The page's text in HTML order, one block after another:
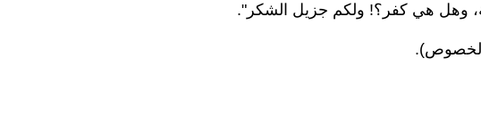
وهل هي كفر؟! ولكم جزيل الشكر".
الخصوص).